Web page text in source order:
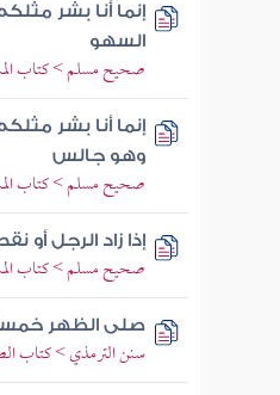
إنما أنا بشر
السهو
صحيح مسلم > كتاب
إنما أنا بشر
وهو جالس
صحيح مسلم > كتاب
إذا زاد الرجل
صحيح مسلم > كتاب
صلى الظهر
سنن الترمذي > كتاب